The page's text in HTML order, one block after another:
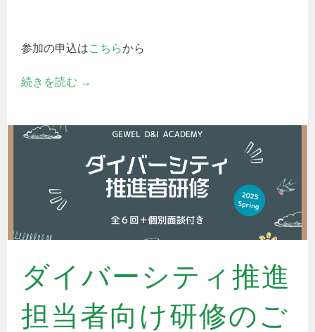
参加の申込はこちらから
続きを読む →
ダイバーシティ推進
担当者向け研修のご